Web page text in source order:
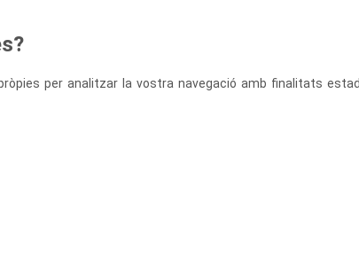
per analitzar la vostra navegació amb finalitats